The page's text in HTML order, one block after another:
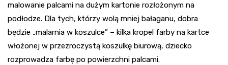
malowanie palcami na dużym kartonie rozłożonym na
podłodze. Dla tych, którzy wolą mniej bałaganu, dobra
będzie „malarnia w koszulce” – kilka kropel farby na kartce
włożonej w przezroczystą koszulkę biurową, dziecko
rozprowadza farbę po powierzchni palcami.